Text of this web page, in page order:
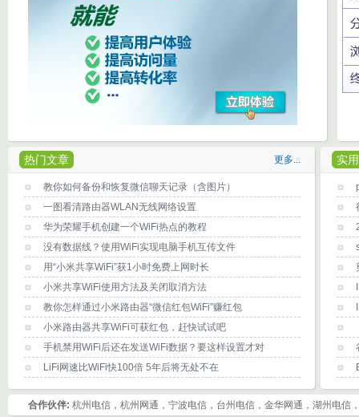
热门文章 更多...
教你如何备份和恢复微信聊天记录（含图片）
一图看清路由器WLAN无线网络设置
华为荣耀手机创建一个WiFi热点的教程
没有数据线？使用WiFi实现电脑手机互传文件
用“小米共享WiFi”获1小时免费上网时长
小米共享WiFi使用方法及关闭取消方法
教你怎样通过小米路由器“微信红包WiFi”赚红包
小米路由器共享WiFi可获红包，赶快试试吧
手机禁用WiFi后还在发送WiFi数据？要这样设置才对
LiFi网速比WiFi快100倍 5年后将无处不在
实
合作伙伴: 杭州电信，杭州网通，宁波电信，台州电信，金华网通，湖州电信